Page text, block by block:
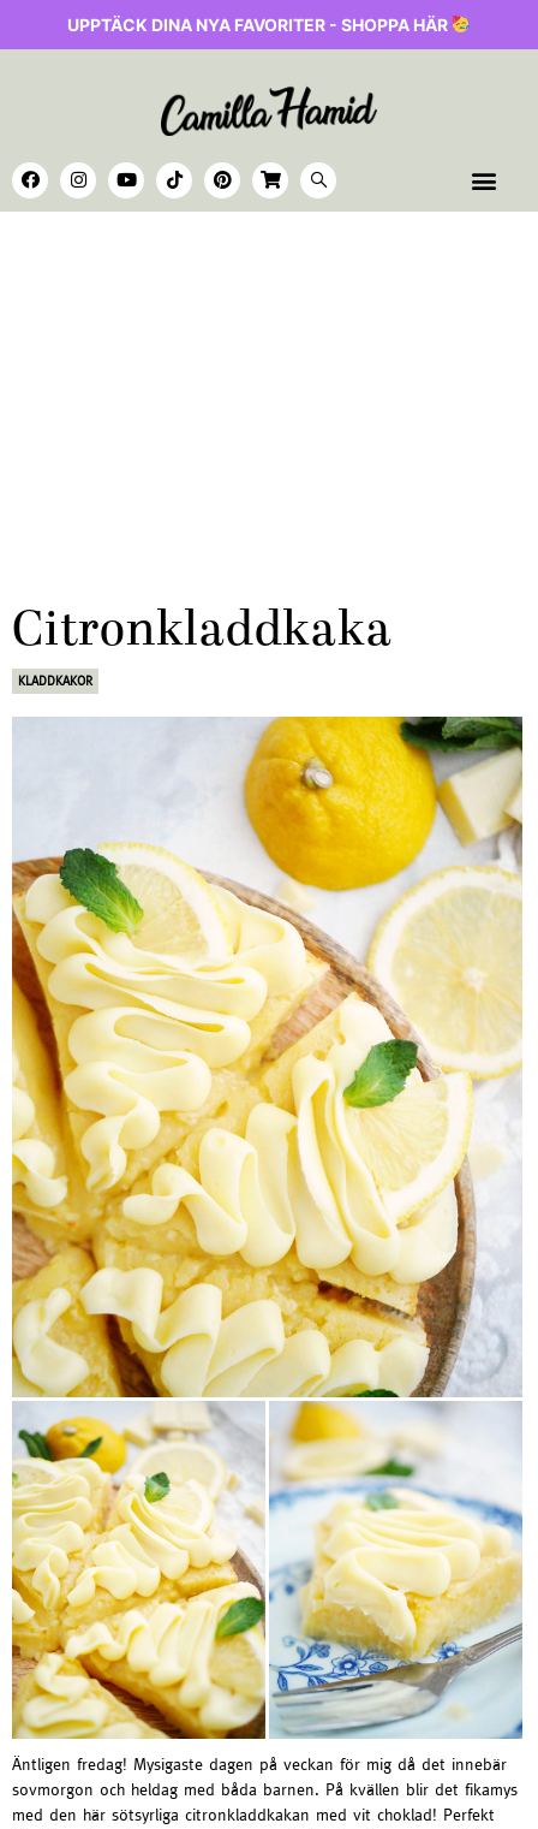
UPPTÄCK DINA NYA FAVORITER - SHOPPA HÄR
Citronkladdkaka
KLADDKAKOR
Äntligen fredag! Mysigaste dagen på veckan för mig då det innebär
sovmorgon och heldag med båda barnen. På kvällen blir det fikamys
med den här sötsyrliga citronkladdkakan med vit choklad! Perfekt